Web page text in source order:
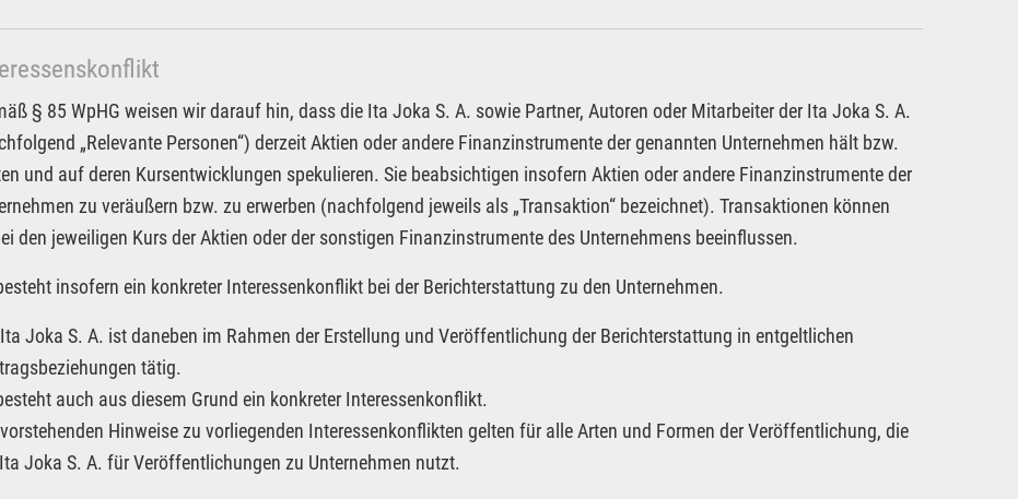
§ 85 WpHG weisen wir darauf hin, dass die Ita Joka S. A. sowie Partner, Autoren oder Mitarbeiter der Ita Joka S. A.
„Relevante Personen“) derzeit Aktien oder andere Finanzinstrumente der genannten Unternehmen hält bzw.
und auf deren Kursentwicklungen spekulieren. Sie beabsichtigen insofern Aktien oder andere Finanzinstrumente der
zu veräußern bzw. zu erwerben (nachfolgend jeweils als „Transaktion“ bezeichnet). Transaktionen können
den jeweiligen Kurs der Aktien oder der sonstigen Finanzinstrumente des Unternehmens beeinflussen.
insofern ein konkreter Interessenkonflikt bei der Berichterstattung zu den Unternehmen.
Joka S. A. ist daneben im Rahmen der Erstellung und Veröffentlichung der Berichterstattung in entgeltlichen
tätig.
auch aus diesem Grund ein konkreter Interessenkonflikt.
Hinweise zu vorliegenden Interessenkonflikten gelten für alle Arten und Formen der Veröffentlichung, die
Joka S. A. für Veröffentlichungen zu Unternehmen nutzt.